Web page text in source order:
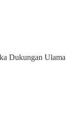
Dukungan Ulama